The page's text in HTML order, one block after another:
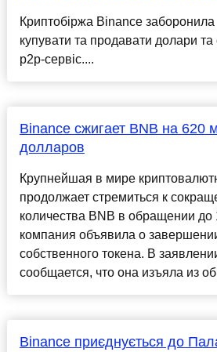
Криптобіржа Binance
купувати та продавати долари та
p2p-сервіс....
Binance сжигает BNB на 620
долларов
Крупнейшая в мире
продолжает стремиться к
количества BNB в обращении до
компания объявила о
собственного токена. В
сообщается, что она изъяла из
Binance приєднується до